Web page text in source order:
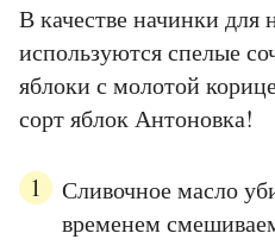
В качестве начинки для
используются спелые
яблоки с молотой
сорт яблок Антоновка!
Сливочное масло
временем